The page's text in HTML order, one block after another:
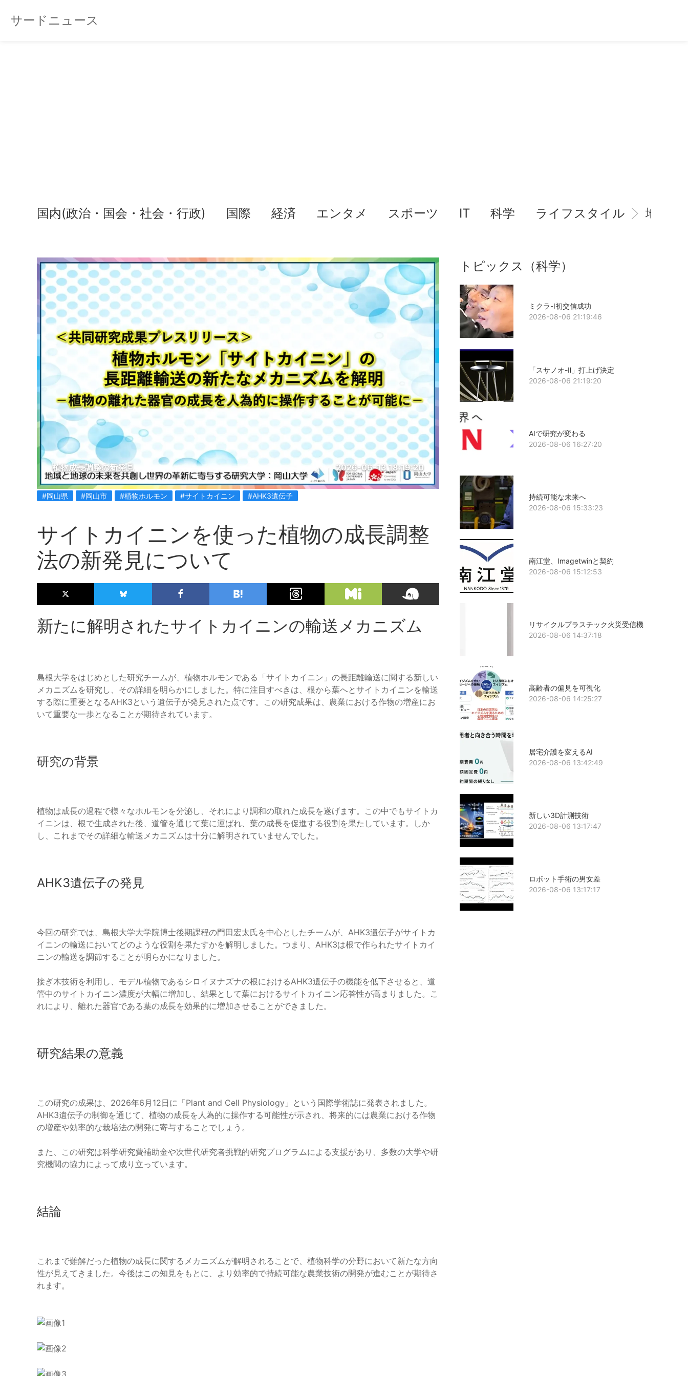
サードニュース
国内(政治・国会・社会・行政) 国際 経済 エンタメ スポーツ IT 科学 ライフスタイル 地域情
植物成長調整の新発見 2026-06-13 18:19:20
#岡山県 #岡山市 #植物ホルモン #サイトカイニン #AHK3遺伝子
サイトカイニンを使った植物の成長調整
法の新発見について
新たに解明されたサイトカイニンの輸送メカニズム
島根大学をはじめとした研究チームが、植物ホルモンである「サイトカイニン」の長距離輸送に関する新しい
メカニズムを研究し、その詳細を明らかにしました。特に注目すべきは、根から葉へとサイトカイニンを輸送
する際に重要となるAHK3という遺伝子が発見された点です。この研究成果は、農業における作物の増産にお
いて重要な一歩となることが期待されています。
研究の背景
植物は成長の過程で様々なホルモンを分泌し、それにより調和の取れた成長を遂げます。この中でもサイトカ
イニンは、根で生成された後、道管を通じて葉に運ばれ、葉の成長を促進する役割を果たしています。しか
し、これまでその詳細な輸送メカニズムは十分に解明されていませんでした。
AHK3遺伝子の発見
今回の研究では、島根大学大学院博士後期課程の門田宏太氏を中心としたチームが、AHK3遺伝子がサイトカ
イニンの輸送においてどのような役割を果たすかを解明しました。つまり、AHK3は根で作られたサイトカイ
ニンの輸送を調節することが明らかになりました。
接ぎ木技術を利用し、モデル植物であるシロイヌナズナの根におけるAHK3遺伝子の機能を低下させると、道
管中のサイトカイニン濃度が大幅に増加し、結果として葉におけるサイトカイニン応答性が高まりました。こ
れにより、離れた器官である葉の成長を効果的に増加させることができました。
研究結果の意義
この研究の成果は、2026年6月12日に「Plant and Cell Physiology」という国際学術誌に発表されました。
AHK3遺伝子の制御を通じて、植物の成長を人為的に操作する可能性が示され、将来的には農業における作物
の増産や効率的な栽培法の開発に寄与することでしょう。
また、この研究は科学研究費補助金や次世代研究者挑戦的研究プログラムによる支援があり、多数の大学や研
究機関の協力によって成り立っています。
結論
これまで難解だった植物の成長に関するメカニズムが解明されることで、植物科学の分野において新たな方向
性が見えてきました。今後はこの知見をもとに、より効率的で持続可能な農業技術の開発が進むことが期待さ
れます。
トピックス（科学）
ミクラ-Ⅰ初交信成功
2026-08-06 21:19:46
「スサノオ-Ⅱ」打上げ決定
2026-08-06 21:19:20
AIで研究が変わる
2026-08-06 16:27:20
持続可能な未来へ
2026-08-06 15:33:23
南江堂、Imagetwinと契約
2026-08-06 15:12:53
リサイクルプラスチック火災受信機
2026-08-06 14:37:18
高齢者の偏見を可視化
2026-08-06 14:25:27
居宅介護を変えるAI
2026-08-06 13:42:49
新しい3D計測技術
2026-08-06 13:17:47
ロボット手術の男女差
2026-08-06 13:17:17